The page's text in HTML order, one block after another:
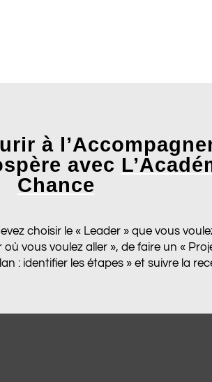
à
avec
Chance
choisir le « Leader » que vous
vous voulez aller », de faire un «
: identifier les étapes » et suivre la